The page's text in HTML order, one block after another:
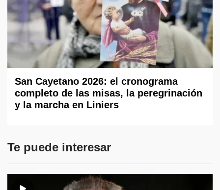
San Cayetano 2026: el cronograma
completo de las misas, la peregrinación
y la marcha en Liniers
Te puede interesar